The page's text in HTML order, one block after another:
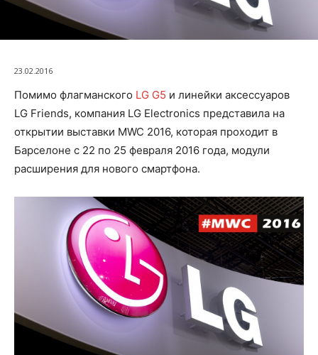
23.02.2016
Помимо флагманского LG G5 и линейки аксессуаров
LG Friends, компания LG Electronics представила на
открытии выставки MWC 2016, которая проходит в
Барселоне с 22 по 25 февраля 2016 года, модули
расширения для нового смартфона.